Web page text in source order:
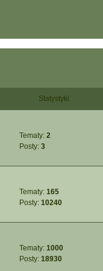
Statystyki
Tematy: 2
Posty: 3
Tematy: 165
Posty: 10240
Tematy: 1000
Posty: 18930